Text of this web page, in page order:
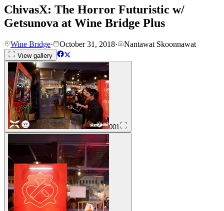
ChivasX: The Horror Futuristic w/
Getsunova at Wine Bridge Plus
Wine Bridge· October 31, 2018· Nantawat Skoonnawat
View gallery
001